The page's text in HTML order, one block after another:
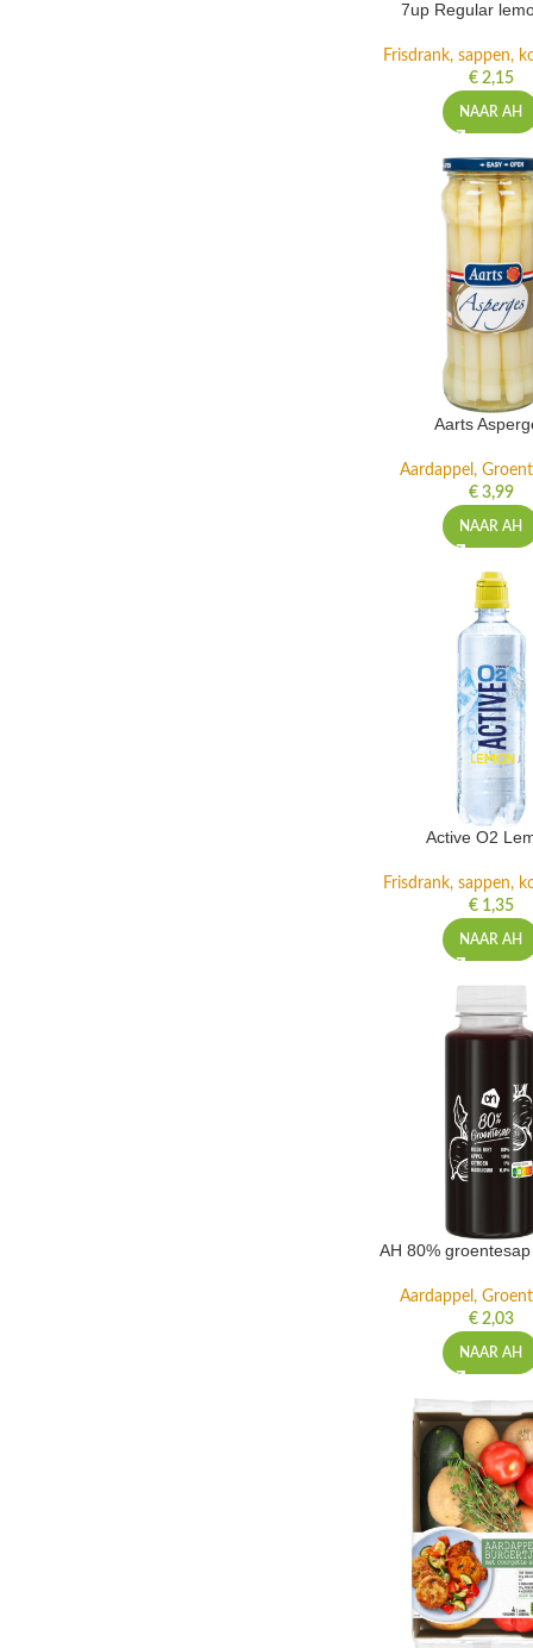
7up Regular
Frisdrank, sappen,
€2,15
NAAR AH
Aarts
Aardappel,
€3,99
NAAR AH
Active O2
Frisdrank, sappen,
€1,35
NAAR AH
AH 80%
Aardappel,
€2,03
NAAR AH